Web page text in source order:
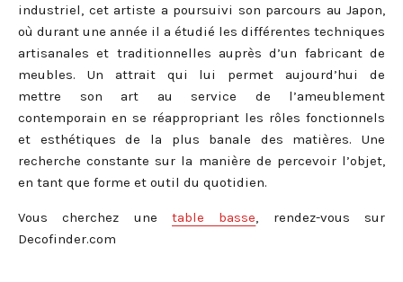
industriel, cet artiste a poursuivi son parcours au Japon,
où durant une année il a étudié les différentes techniques
artisanales et traditionnelles auprès d’un fabricant de
meubles. Un attrait qui lui permet aujourd’hui de
mettre son art au service de l’ameublement
contemporain en se réappropriant les rôles fonctionnels
et esthétiques de la plus banale des matières. Une
recherche constante sur la manière de percevoir l’objet,
en tant que forme et outil du quotidien.
Vous cherchez une table basse, rendez-vous sur
Decofinder.com